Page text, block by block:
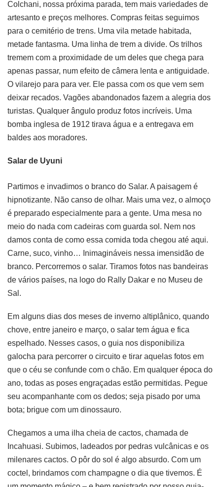
Colchani, nossa próxima parada, tem mais variedades de
artesanto e preços melhores. Compras feitas seguimos
para o cemitério de trens. Uma vila metade habitada,
metade fantasma. Uma linha de trem a divide. Os trilhos
tremem com a proximidade de um deles que chega para
apenas passar, num efeito de câmera lenta e antiguidade.
O vilarejo para para ver. Ele passa com os que vem sem
deixar recados. Vagões abandonados fazem a alegria dos
turistas. Qualquer ângulo produz fotos incríveis. Uma
bomba inglesa de 1912 tirava água e a entregava em
baldes aos moradores.
Salar de Uyuni
Partimos e invadimos o branco do Salar. A paisagem é
hipnotizante. Não canso de olhar. Mais uma vez, o almoço
é preparado especialmente para a gente. Uma mesa no
meio do nada com cadeiras com guarda sol. Nem nos
damos conta de como essa comida toda chegou até aqui.
Carne, suco, vinho… Inimagináveis nessa imensidão de
branco. Percorremos o salar. Tiramos fotos nas bandeiras
de vários países, na logo do Rally Dakar e no Museu de
Sal.
Em alguns dias dos meses de inverno altiplânico, quando
chove, entre janeiro e março, o salar tem água e fica
espelhado. Nesses casos, o guia nos disponibiliza
galocha para percorrer o circuito e tirar aquelas fotos em
que o céu se confunde com o chão. Em qualquer época do
ano, todas as poses engraçadas estão permitidas. Pegue
seu acompanhante com os dedos; seja pisado por uma
bota; brigue com um dinossauro.
Chegamos a uma ilha cheia de cactos, chamada de
Incahuasi. Subimos, ladeados por pedras vulcânicas e os
milenares cactos. O pôr do sol é algo absurdo. Com um
coctel, brindamos com champagne o dia que tivemos. É